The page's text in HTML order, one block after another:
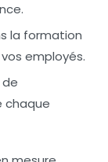
la formation
employés.
de
chaque